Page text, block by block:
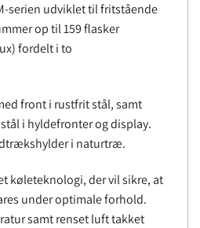
serien udviklet til fritstående
op til 159 flasker
fordelt i to
front i rustfrit stål, samt
i hyldefronter og display.
i naturtræ.
køleteknologi, der vil sikre, at
under optimale forhold.
samt renset luft takket